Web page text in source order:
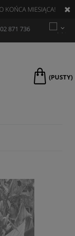
KOŃCA MIESIĄCA!
871 736
(PUSTY)